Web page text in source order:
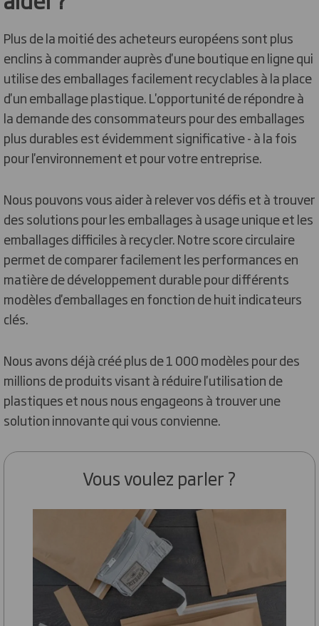
Plus de la moitié des acheteurs européens sont plus
enclins à commander auprès d'une boutique en ligne qui
utilise des emballages facilement recyclables à la place
d'un emballage plastique. L'opportunité de répondre à
la demande des consommateurs pour des emballages
plus durables est évidemment significative - à la fois
pour l'environnement et pour votre entreprise.
Nous pouvons vous aider à relever vos défis et à trouver
des solutions pour les emballages à usage unique et les
emballages difficiles à recycler. Notre score circulaire
permet de comparer facilement les performances en
matière de développement durable pour différents
modèles d'emballages en fonction de huit indicateurs
clés.
Nous avons déjà créé plus de 1 000 modèles pour des
millions de produits visant à réduire l'utilisation de
plastiques et nous nous engageons à trouver une
solution innovante qui vous convienne.
Vous voulez parler ?